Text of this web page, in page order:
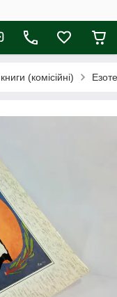
(комісійні)